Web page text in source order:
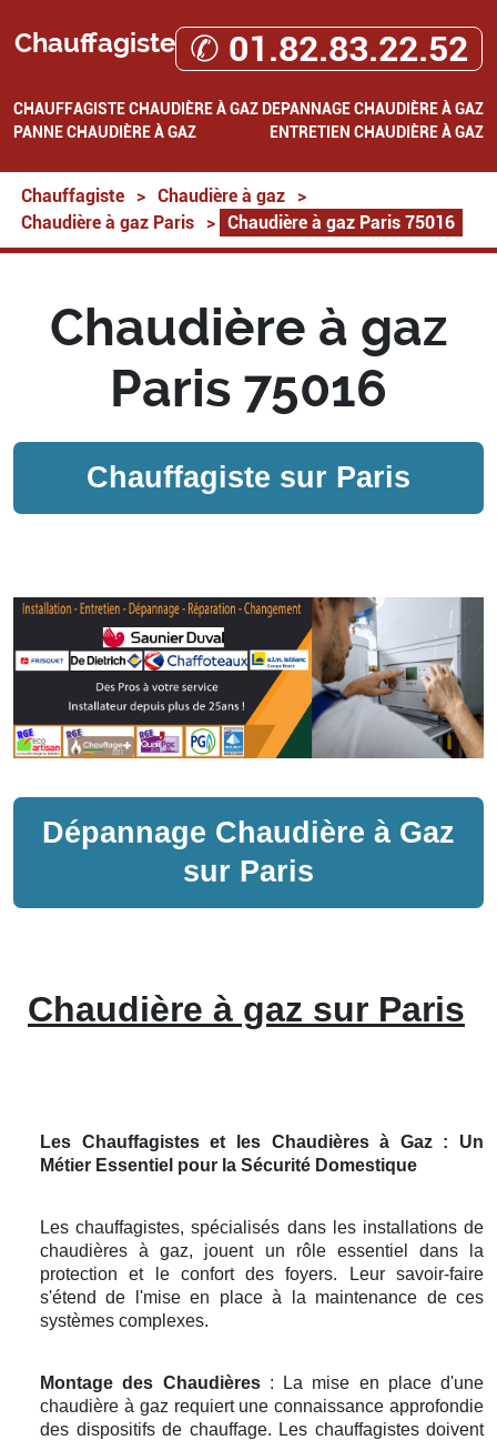
Chauffagiste ✆ 01.82.83.22.52
CHAUFFAGISTECHAUDIÈRE À GAZ DEPANNAGE CHAUDIÈRE À GAZ
PANNE CHAUDIÈRE À GAZ
ENTRETIEN CHAUDIÈRE À GAZ
Chauffagiste > Chaudière à gaz
>
Chaudière à gaz Paris
> Chaudière à gaz Paris 75016
Chaudière à gaz
Paris 75016
Chauffagiste sur Paris
Dépannage Chaudière à Gaz
sur Paris
Chaudière à gaz sur Paris
Les Chauffagistes et les Chaudières à Gaz : Un
Métier Essentiel pour la Sécurité Domestique
Les chauffagistes, spécialisés dans les installations de
chaudières à gaz, jouent un rôle essentiel dans la
protection et le confort des foyers. Leur savoir-faire
s'étend de l'mise en place à la maintenance de ces
systèmes complexes.
Montage des Chaudières: La mise en place d'une
chaudière à gaz requiert une connaissance approfondie
des dispositifs de chauffage. Les chauffagistes doivent